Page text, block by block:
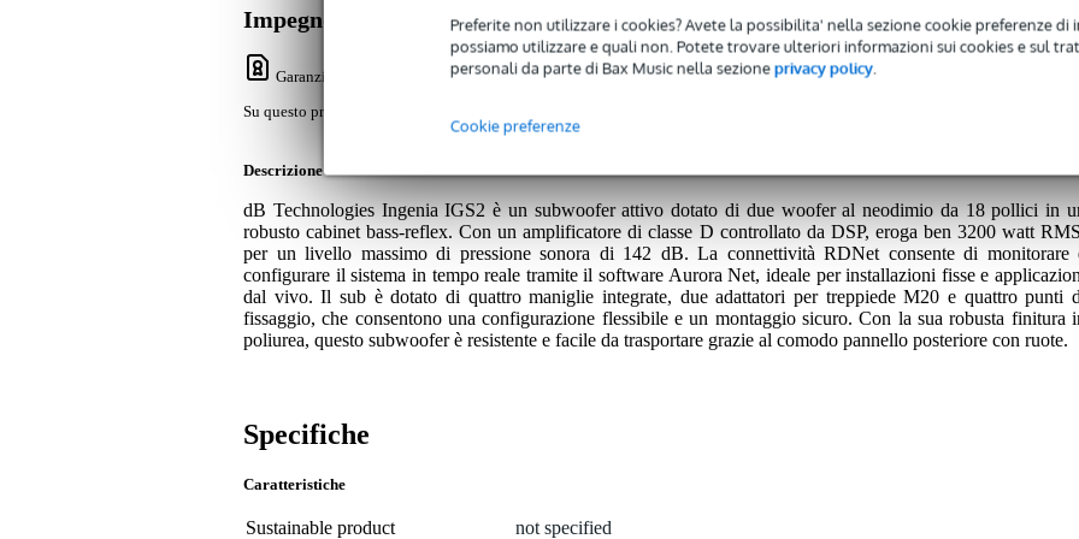
Preferite non utilizzare i cookies? Avete la possibilita' nella sezione cookie preferenze di
possiamo utilizzare e quali non. Potete trovare ulteriori informazioni sui cookies e sul
personali da parte di Bax Music nella sezioneprivacy policy.
Cookie preferenze
Impegno di servizio
Garanzia Bax Music
: Su questo prodotto avrete una garanzia di 2 anni.
Su questo prodotto avrete una garanzia di 2 anni.
Descrizione
dB Technologies Ingenia IGS2 è un subwoofer attivo dotato di due woofer al neodimio da 18 pollici in
robusto cabinet bass-reflex. Con un amplificatore di classe D controllato da DSP, eroga ben 3200 watt
per un livello massimo di pressione sonora di 142 dB. La connettività RDNet consente di monitorare
configurare il sistema in tempo reale tramite il software Aurora Net, ideale per installazioni fisse e
dal vivo. Il sub è dotato di quattro maniglie integrate, due adattatori per treppiede M20 e quattro punti
fissaggio, che consentono una configurazione flessibile e un montaggio sicuro. Con la sua robusta finitura
poliurea, questo subwoofer è resistente e facile da trasportare grazie al comodo pannello posteriore con ruote.
Specifiche
Caratteristiche
Sustainable product
not specified